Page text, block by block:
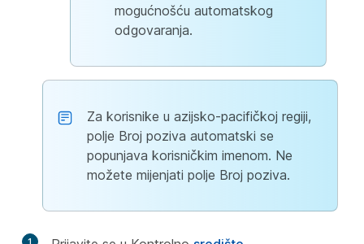
mogućnošću automatskog
odgovaranja.
Za korisnike u azijsko-pacifičkoj regiji,
polje Broj poziva automatski se
popunjava korisničkim imenom. Ne
možete mijenjati polje Broj poziva.